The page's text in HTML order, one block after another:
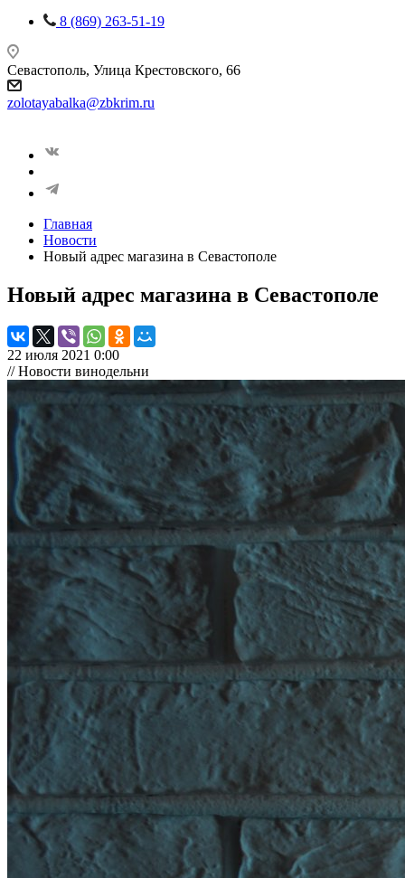
8 (869) 263-51-19
Севастополь, Улица Крестовского, 66
zolotayabalka@zbkrim.ru
Главная
Новости
Новый адрес магазина в Севастополе
Новый адрес магазина в Севастополе
22 июля 2021 0:00
// Новости винодельни